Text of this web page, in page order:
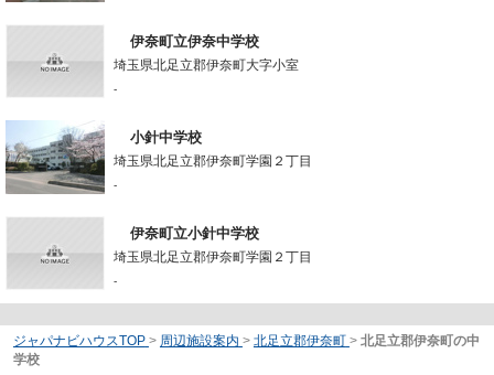
伊奈町立伊奈中学校
埼玉県北足立郡伊奈町大字小室
-
小針中学校
埼玉県北足立郡伊奈町学園２丁目
-
伊奈町立小針中学校
埼玉県北足立郡伊奈町学園２丁目
-
ジャパナビハウスTOP > 周辺施設案内 > 北足立郡伊奈町 > 北足立郡伊奈町の中
学校